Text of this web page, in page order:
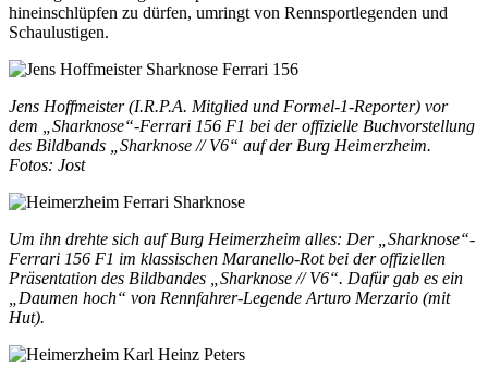
hineinschlüpfen zu dürfen, umringt von Rennsportlegenden und
Schaulustigen.
Jens Hoffmeister (I.R.P.A. Mitglied und Formel-1-Reporter) vor
dem „Sharknose“-Ferrari 156 F1 bei der offizielle Buchvorstellung
des Bildbands „Sharknose // V6“ auf der Burg Heimerzheim.
Fotos: Jost
Um ihn drehte sich auf Burg Heimerzheim alles: Der „Sharknose“-
Ferrari 156 F1 im klassischen Maranello-Rot bei der offiziellen
Präsentation des Bildbandes „Sharknose // V6“. Dafür gab es ein
„Daumen hoch“ von Rennfahrer-Legende Arturo Merzario (mit
Hut).